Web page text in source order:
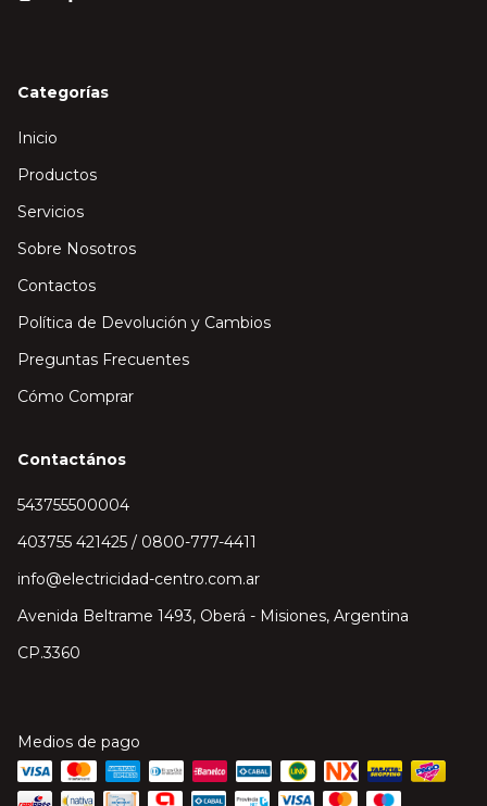
Categorías
Inicio
Productos
Servicios
Sobre Nosotros
Contactos
Política de Devolución y Cambios
Preguntas Frecuentes
Cómo Comprar
Contactános
543755500004
403755 421425 / 0800-777-4411
info@electricidad-centro.com.ar
Avenida Beltrame 1493, Oberá - Misiones, Argentina
CP.3360
Medios de pago